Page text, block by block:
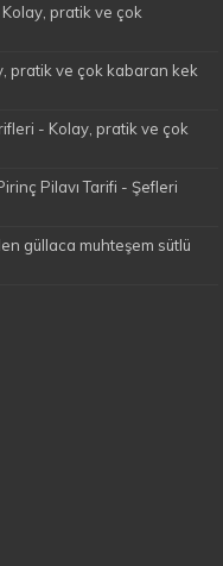
pratik ve çok
pratik ve çok kabaran kek
- Kolay, pratik ve çok
Pilavı Tarifi - Şefleri
güllaca muhteşem sütlü